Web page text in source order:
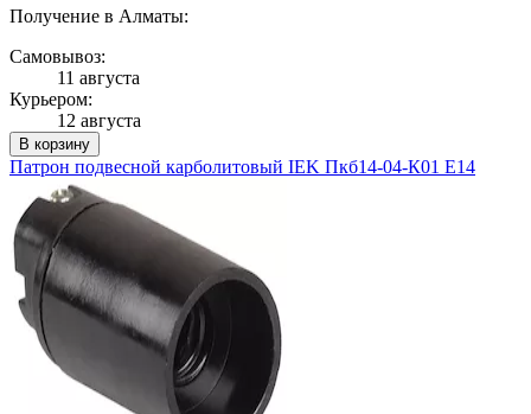
Получение в Алматы:
Самовывоз:
11 августа
Курьером:
12 августа
В корзину
Патрон подвесной карболитовый IEK Пкб14-04-К01 Е14